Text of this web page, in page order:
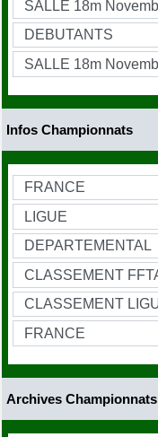
Infos Championnats
Archives Championnats